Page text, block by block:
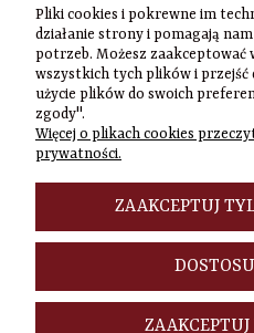
Pliki cookies i pokrewne im
działanie strony i pomagają
potrzeb. Możesz zaakceptować
wszystkich tych plików i przejść
użycie plików do swoich
zgody".
Więcej o plikach cookies
prywatności.
ZAAKCEPTUJ